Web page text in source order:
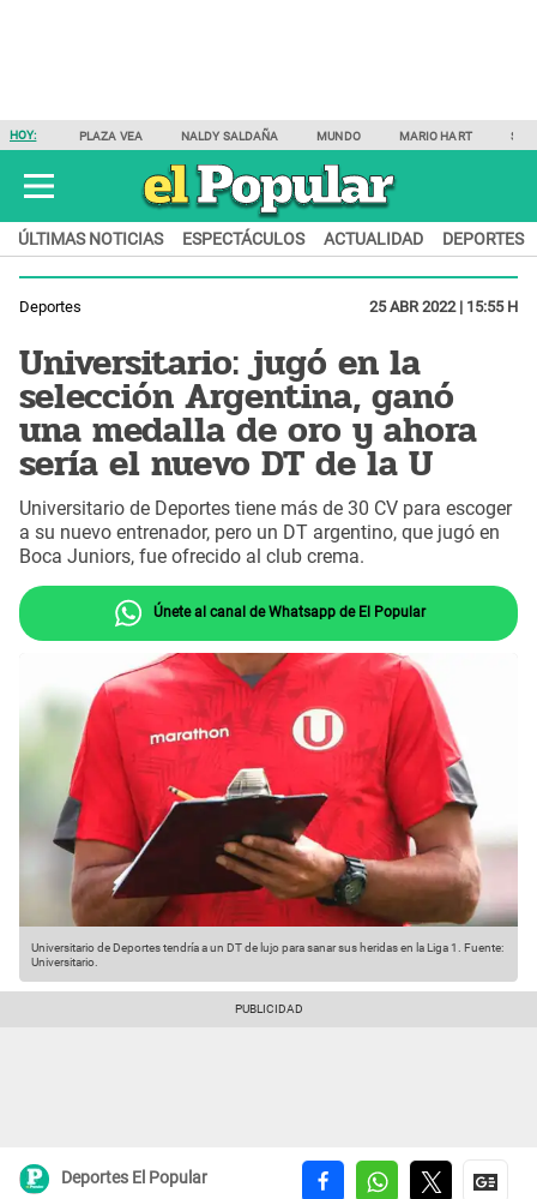
HOY: PLAZA VEA NALDY SALDAÑA MUNDO MARIO HART
ÚLTIMAS NOTICIAS ESPECTÁCULOS ACTUALIDAD DEPORTES
Deportes 25 ABR 2022 | 15:55 H
Universitario: jugó en la
selección Argentina, ganó
una medalla de oro y ahora
sería el nuevo DT de la U
Universitario de Deportes tiene más de 30 CV para escoger
a su nuevo entrenador, pero un DT argentino, que jugó en
Boca Juniors, fue ofrecido al club crema.
Únete al canal de Whatsapp de El Popular
Universitario de Deportes tendría a un DT de lujo para sanar sus heridas en la Liga 1. Fuente:
Universitario.
Deportes El Popular